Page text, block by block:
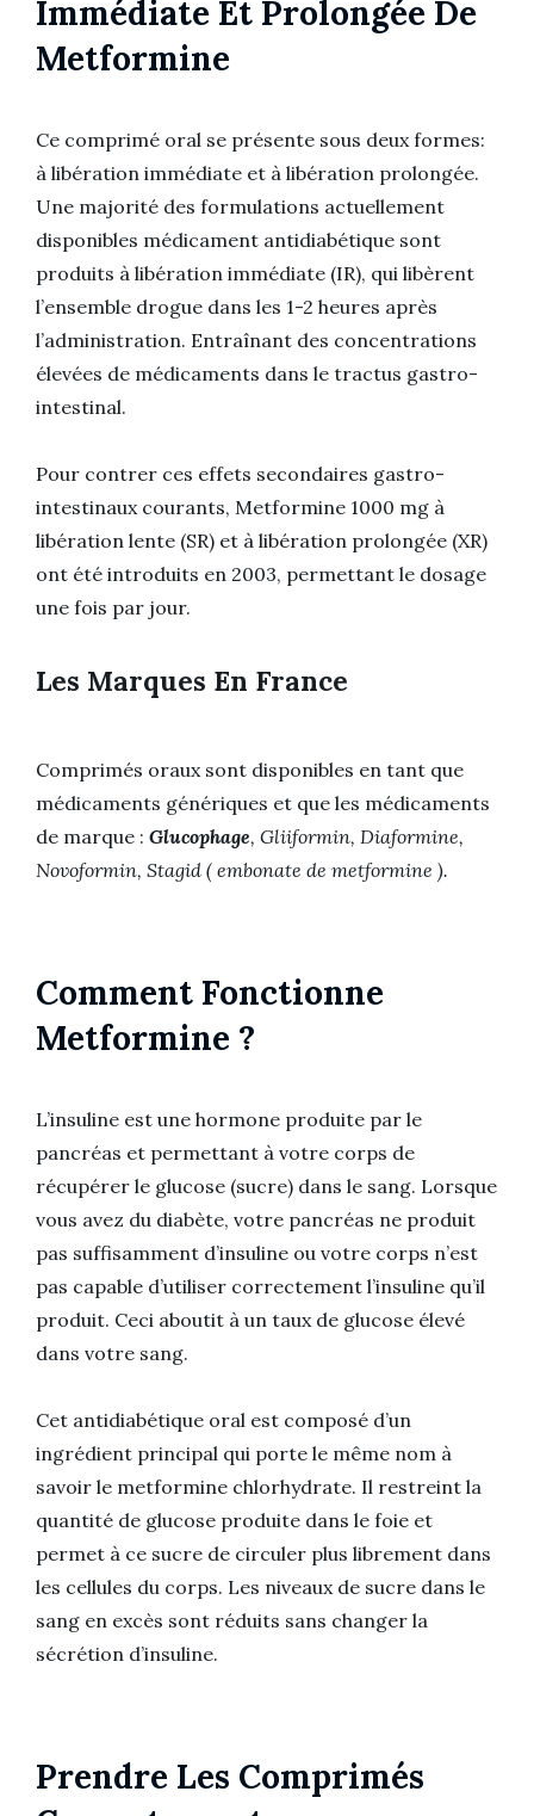
Immédiate Et Prolongée De
Metformine
Ce comprimé oral se présente sous deux formes:
à libération immédiate et à libération prolongée.
Une majorité des formulations actuellement
disponibles médicament antidiabétique sont
produits à libération immédiate (IR), qui libèrent
l’ensemble drogue dans les 1-2 heures après
l’administration. Entraînant des concentrations
élevées de médicaments dans le tractus gastro-
intestinal.
Pour contrer ces effets secondaires gastro-
intestinaux courants, Metformine 1000 mg à
libération lente (SR) et à libération prolongée (XR)
ont été introduits en 2003, permettant le dosage
une fois par jour.
Les Marques En France
Comprimés oraux sont disponibles en tant que
médicaments génériques et que les médicaments
de marque : Glucophage, Gliiformin, Diaformine,
Novoformin, Stagid ( embonate de metformine ).
Comment Fonctionne
Metformine ?
L’insuline est une hormone produite par le
pancréas et permettant à votre corps de
récupérer le glucose (sucre) dans le sang. Lorsque
vous avez du diabète, votre pancréas ne produit
pas suffisamment d’insuline ou votre corps n’est
pas capable d’utiliser correctement l’insuline qu’il
produit. Ceci aboutit à un taux de glucose élevé
dans votre sang.
Cet antidiabétique oral est composé d’un
ingrédient principal qui porte le même nom à
savoir le metformine chlorhydrate. Il restreint la
quantité de glucose produite dans le foie et
permet à ce sucre de circuler plus librement dans
les cellules du corps. Les niveaux de sucre dans le
sang en excès sont réduits sans changer la
sécrétion d’insuline.
Prendre Les Comprimés